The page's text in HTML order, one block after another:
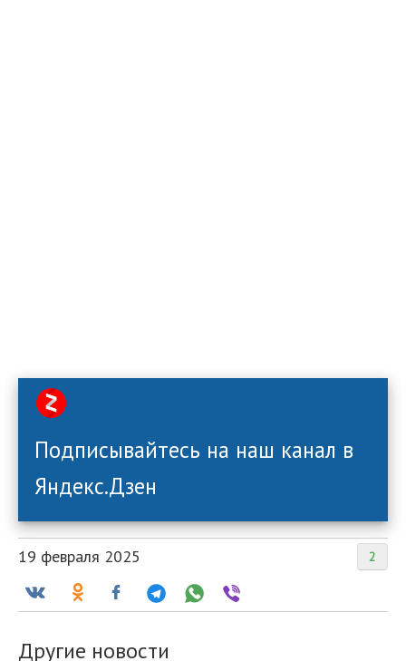
Подписывайтесь на наш канал в
Яндекс.Дзен
2
19 февраля 2025
Другие новости